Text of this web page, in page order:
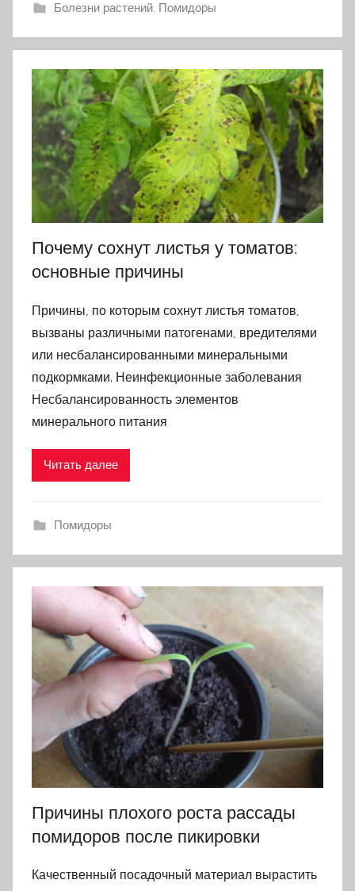
Болезни растений, Помидоры
Почему сохнут листья у томатов:
основные причины
Причины, по которым сохнут листья томатов,
вызваны различными патогенами, вредителями
или несбалансированными минеральными
подкормками. Неинфекционные заболевания
Несбалансированность элементов
минерального питания
Читать далее
Помидоры
Причины плохого роста рассады
помидоров после пикировки
Качественный посадочный материал вырастить